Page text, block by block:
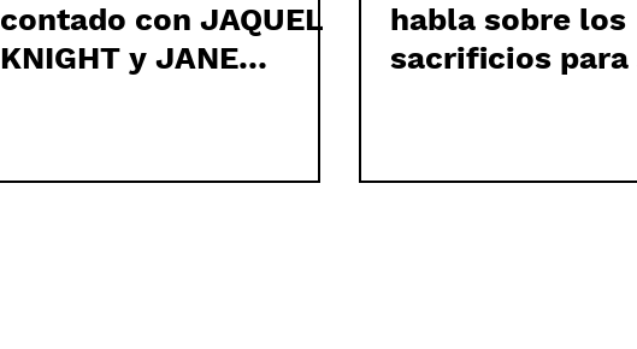
contado con JAQUEL
KNIGHT y JANE
habla sobre los
sacrificios para